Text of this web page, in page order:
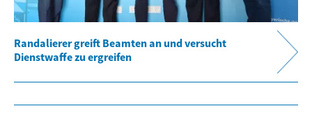
Randalierer greift Beamten an und versucht
Dienstwaffe zu ergreifen